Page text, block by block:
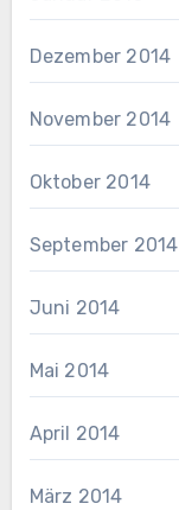
Dezember 2014
November 2014
Oktober 2014
September 2014
Juni 2014
Mai 2014
April 2014
März 2014